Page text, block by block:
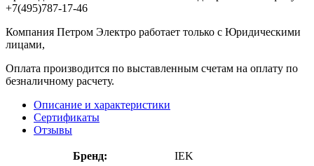
+7(495)787-17-46
Компания Петром Электро работает только с Юридическими
лицами,
Оплата производится по выставленным счетам на оплату по
безналичному расчету.
Описание и характеристики
Сертификаты
Отзывы
Бренд:
IEK